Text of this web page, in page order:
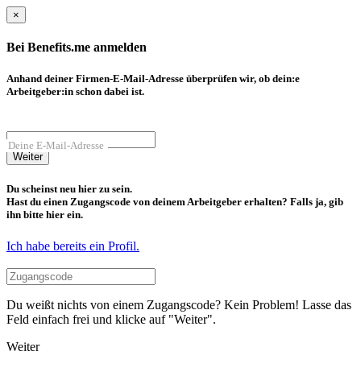
×
Bei Benefits.me anmelden
Anhand deiner Firmen-E-Mail-Adresse überprüfen wir, ob dein:e
Arbeitgeber:in schon dabei ist.
Deine E-Mail-Adresse
Weiter
Du scheinst neu hier zu sein.
Hast du einen Zugangscode von deinem Arbeitgeber erhalten? Falls ja, gib
ihn bitte hier ein.
Ich habe bereits ein Profil.
Du weißt nichts von einem Zugangscode? Kein Problem! Lasse das
Feld einfach frei und klicke auf "Weiter".
Weiter